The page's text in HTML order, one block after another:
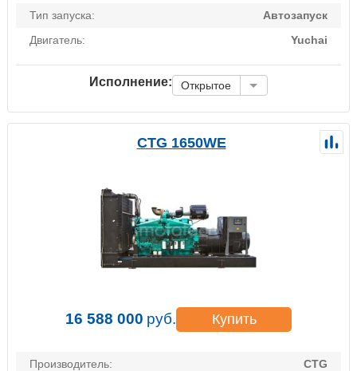
Тип запуска:
Автозапуск
Двигатель:
Yuchai
Исполнение: Открытое
CTG 1650WE
16 588 000 руб. Купить
Производитель:
CTG